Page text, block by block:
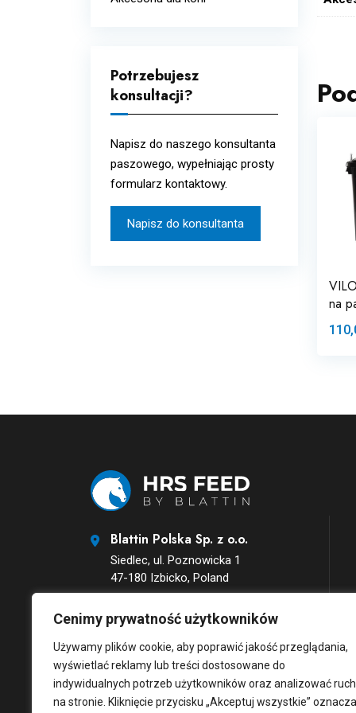
Cenimy prywatność użytkowników
Używamy plików cookie, aby poprawić jakość przeglądania,
wyświetlać reklamy lub treści dostosowane do
indywidualnych potrzeb użytkowników oraz analizować ruch
na stronie. Kliknięcie przycisku „Akceptuj wszystkie” oznacza
Układ pokarmowy i
metabolizm
Potrzebujesz
konsultacji?
Napisz do naszego konsultanta
paszowego, wypełniając prosty
formularz kontaktowy.
Napisz do konsultanta
na
Blattin Polska Sp. z o.o.
Siedlec, ul. Poznowicka 1
47-180 Izbicko, Poland
bok@hrsfeed-sklep.pl
Telefon:
+48 795 512 533
Instagram